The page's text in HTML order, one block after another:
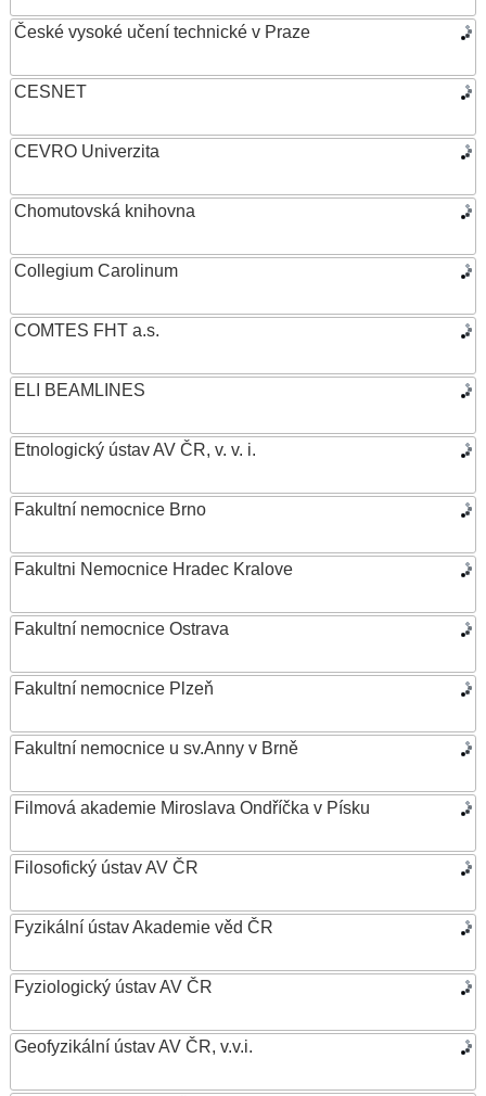
České vysoké učení technické v Praze
CESNET
CEVRO Univerzita
Chomutovská knihovna
Collegium Carolinum
COMTES FHT a.s.
ELI BEAMLINES
Etnologický ústav AV ČR, v. v. i.
Fakultní nemocnice Brno
Fakultni Nemocnice Hradec Kralove
Fakultní nemocnice Ostrava
Fakultní nemocnice Plzeň
Fakultní nemocnice u sv.Anny v Brně
Filmová akademie Miroslava Ondříčka v Písku
Filosofický ústav AV ČR
Fyzikální ústav Akademie věd ČR
Fyziologický ústav AV ČR
Geofyzikální ústav AV ČR, v.v.i.